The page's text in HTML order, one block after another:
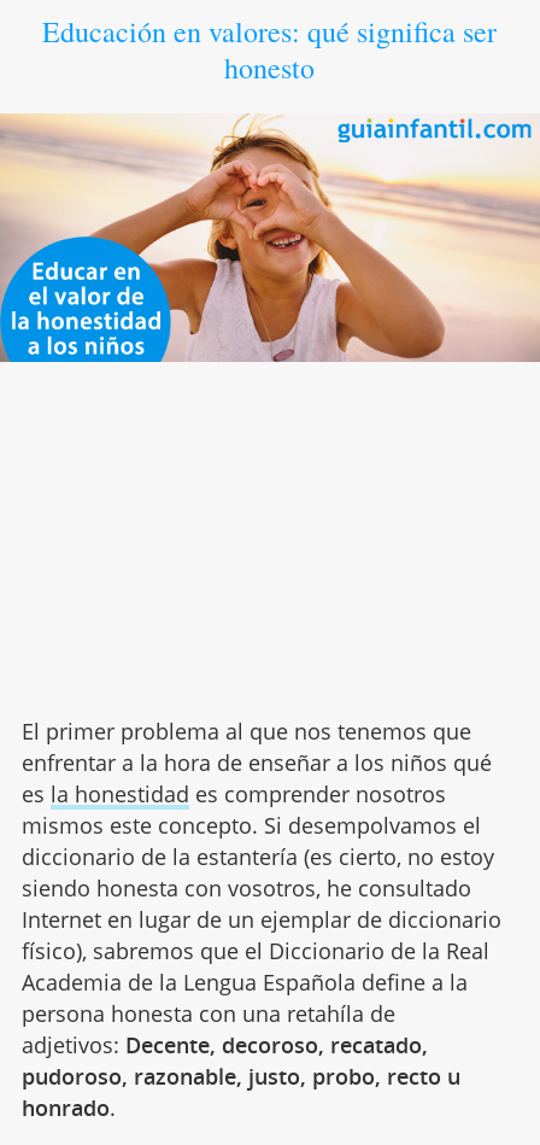
Educación en valores: qué significa ser
honesto
El primer problema al que nos tenemos que
enfrentar a la hora de enseñar a los niños qué
es la honestidad es comprender nosotros
mismos este concepto. Si desempolvamos el
diccionario de la estantería (es cierto, no estoy
siendo honesta con vosotros, he consultado
Internet en lugar de un ejemplar de diccionario
físico), sabremos que el Diccionario de la Real
Academia de la Lengua Española define a la
persona honesta con una retahíla de
adjetivos: Decente, decoroso, recatado,
pudoroso, razonable, justo, probo, recto u
honrado.